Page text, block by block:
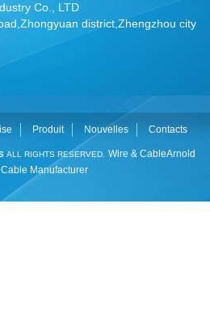
Co., LTD
district,Zhengzhou city
Produit Nouvelles Contacts
ALL RIGHTS RESERVED. Wire & CableArnold
Cable Manufacturer